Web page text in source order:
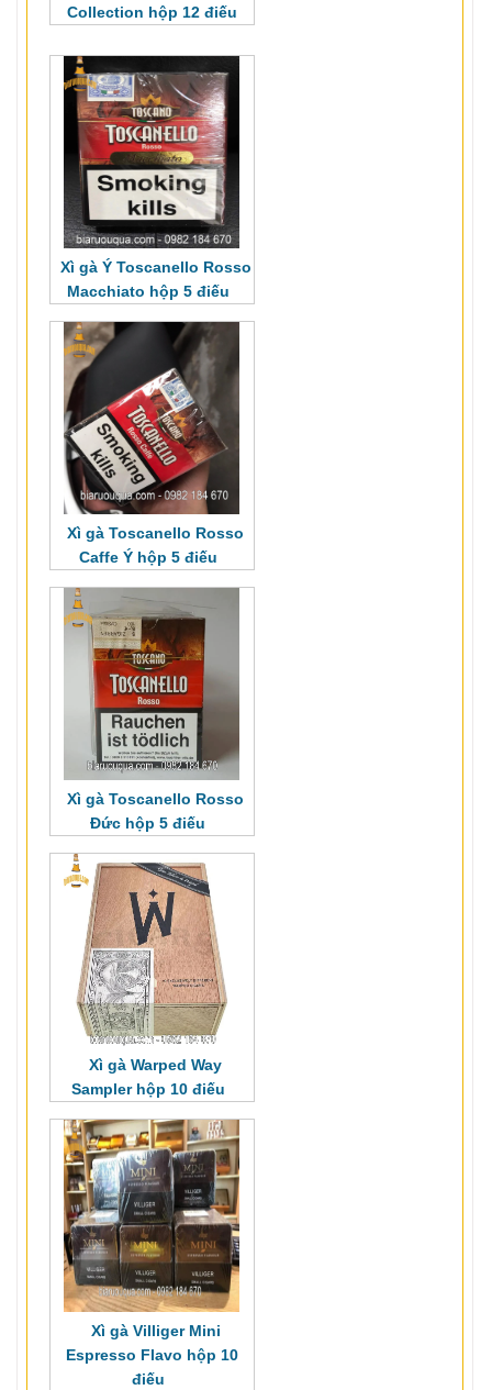
Collection hộp 12 điếu
Xì gà Ý Toscanello Rosso
Macchiato hộp 5 điếu
Xì gà Toscanello Rosso
Caffe Ý hộp 5 điếu
Xì gà Toscanello Rosso
Đức hộp 5 điếu
Xì gà Warped Way
Sampler hộp 10 điếu
Xì gà Villiger Mini
Espresso Flavo hộp 10
điếu